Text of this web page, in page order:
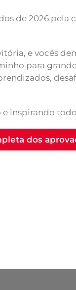
de 2026 pela
e vocês
para
inspirando
dos